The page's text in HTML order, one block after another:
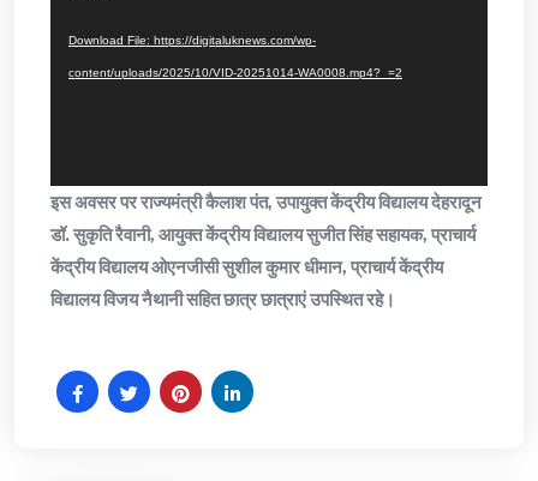
Download File: https://digitaluknews.com/wp-
content/uploads/2025/10/VID-20251014-WA0008.mp4?_=2
इस अवसर पर राज्यमंत्री कैलाश पंत, उपायुक्त केंद्रीय विद्यालय देहरादून
डॉ. सुकृति रैवानी, आयुक्त केंद्रीय विद्यालय सुजीत सिंह सहायक, प्राचार्य
केंद्रीय विद्यालय ओएनजीसी सुशील कुमार धीमान, प्राचार्य केंद्रीय
विद्यालय विजय नैथानी सहित छात्र छात्राएं उपस्थित रहे।